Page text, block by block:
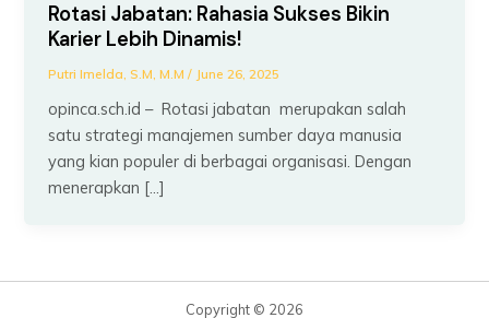
Rotasi Jabatan: Rahasia Sukses Bikin
Karier Lebih Dinamis!
Putri Imelda, S.M, M.M/ June 26, 2025
opinca.sch.id – Rotasi jabatan merupakan salah
satu strategi manajemen sumber daya manusia
yang kian populer di berbagai organisasi. Dengan
menerapkan […]
Copyright © 2026